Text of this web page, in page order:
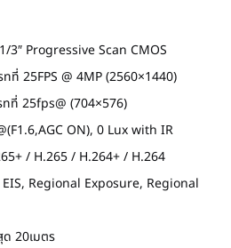
3″ Progressive Scan CMOS
ทที่ 25FPS @ 4MP (2560×1440)
ทที่ 25fps@ (704×576)
ON), 0 Lux with IR
/ H.265 / H.264+ / H.264
Regional Exposure, Regional
20เมตร